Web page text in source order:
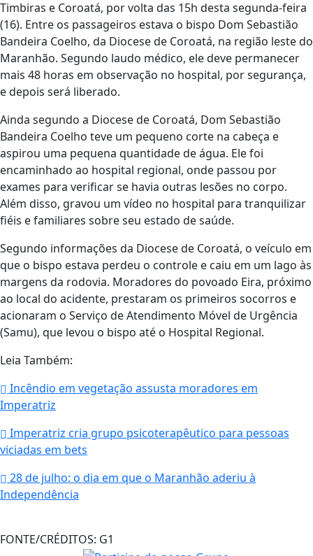
Timbiras e Coroatá, por volta das 15h desta segunda-feira
(16). Entre os passageiros estava o bispo Dom Sebastião
Bandeira Coelho, da Diocese de Coroatá, na região leste do
Maranhão. Segundo laudo médico, ele deve permanecer
mais 48 horas em observação no hospital, por segurança,
e depois será liberado.
Ainda segundo a Diocese de Coroatá, Dom Sebastião
Bandeira Coelho teve um pequeno corte na cabeça e
aspirou uma pequena quantidade de água. Ele foi
encaminhado ao hospital regional, onde passou por
exames para verificar se havia outras lesões no corpo.
Além disso, gravou um vídeo no hospital para tranquilizar
fiéis e familiares sobre seu estado de saúde.
Segundo informações da Diocese de Coroatá, o veículo em
que o bispo estava perdeu o controle e caiu em um lago às
margens da rodovia. Moradores do povoado Eira, próximo
ao local do acidente, prestaram os primeiros socorros e
acionaram o Serviço de Atendimento Móvel de Urgência
(Samu), que levou o bispo até o Hospital Regional.
Leia Também:
Incêndio em vegetação assusta moradores em
Imperatriz
Imperatriz cria grupo psicoterapêutico para pessoas
viciadas em bets
28 de julho: o dia em que o Maranhão aderiu à
Independência
FONTE/CRÉDITOS: G1